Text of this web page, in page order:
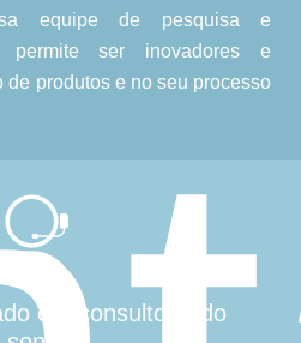
equipe de pesquisa e
permite ser inovadores e
de produtos e no seu processo
em consultoria do